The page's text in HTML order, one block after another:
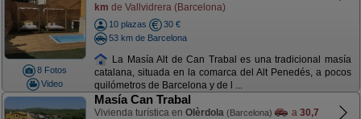
8 Fotos
Video
km de Vallvidrera (Barcelona)
10 plazas
30 €
53 km de Barcelona
La Masía Alt de Can Trabal es una tradicional masía
catalana, situada en la comarca del Alt Penedés, a pocos
quilómetros de Barcelona y de l ...
Masía Can Trabal
Vivienda turística en Olèrdola (Barcelona) a 30,7